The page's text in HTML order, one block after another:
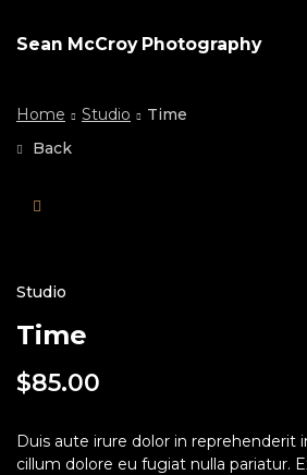
Sean McCroy Photography
Home Studio
Time
Back
Studio
Time
$85.00
Duis aute irure dolor in reprehenderit
cillum dolore eu fugiat nulla pariatur.